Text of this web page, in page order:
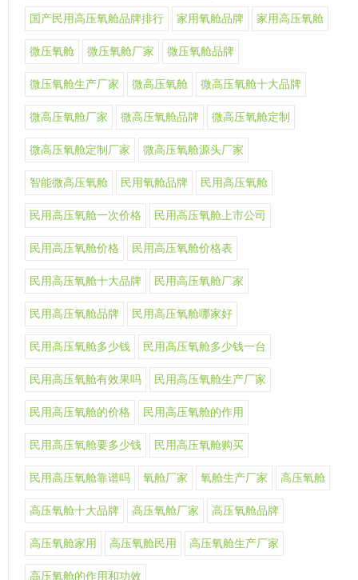
国产民用高压氧舱品牌排行 家用氧舱品牌 家用高压氧舱
微压氧舱 微压氧舱厂家 微压氧舱品牌
微压氧舱生产厂家 微高压氧舱 微高压氧舱十大品牌
微高压氧舱厂家 微高压氧舱品牌 微高压氧舱定制
微高压氧舱定制厂家 微高压氧舱源头厂家
智能微高压氧舱 民用氧舱品牌 民用高压氧舱
民用高压氧舱一次价格 民用高压氧舱上市公司
民用高压氧舱价格 民用高压氧舱价格表
民用高压氧舱十大品牌 民用高压氧舱厂家
民用高压氧舱品牌 民用高压氧舱哪家好
民用高压氧舱多少钱 民用高压氧舱多少钱一台
民用高压氧舱有效果吗 民用高压氧舱生产厂家
民用高压氧舱的价格 民用高压氧舱的作用
民用高压氧舱要多少钱 民用高压氧舱购买
民用高压氧舱靠谱吗 氧舱厂家 氧舱生产厂家 高压氧舱
高压氧舱十大品牌 高压氧舱厂家 高压氧舱品牌
高压氧舱家用 高压氧舱民用 高压氧舱生产厂家
高压氧舱的作用和功效